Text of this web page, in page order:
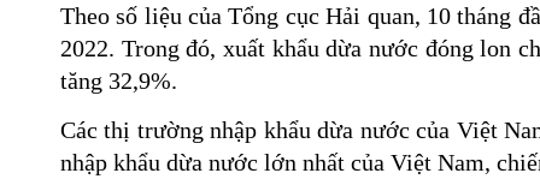
Theo số liệu của Tổng cục Hải quan, 10 tháng
2022. Trong đó, xuất khẩu dừa nước đóng lon
tăng 32,9%.
Các thị trường nhập khẩu dừa nước của Việt
nhập khẩu dừa nước lớn nhất của Việt Nam,